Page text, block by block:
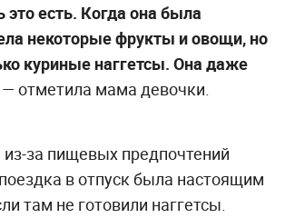
это есть. Когда она была
некоторые фрукты и овощи, но
куриные наггетсы. Она даже
отметила мама девочки.
за пищевых предпочтений
в отпуск была настоящим
там не готовили наггетсы.